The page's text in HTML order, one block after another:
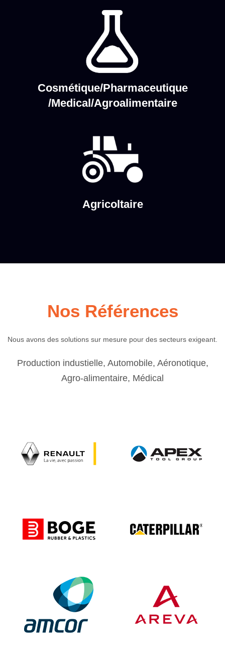
Cosmétique/Pharmaceutique
/Medical/Agroalimentaire
Agricoltaire
Nos Références
Nous avons des solutions sur mesure pour des secteurs exigeant.
Production industielle, Automobile, Aéronotique,
Agro-alimentaire, Médical